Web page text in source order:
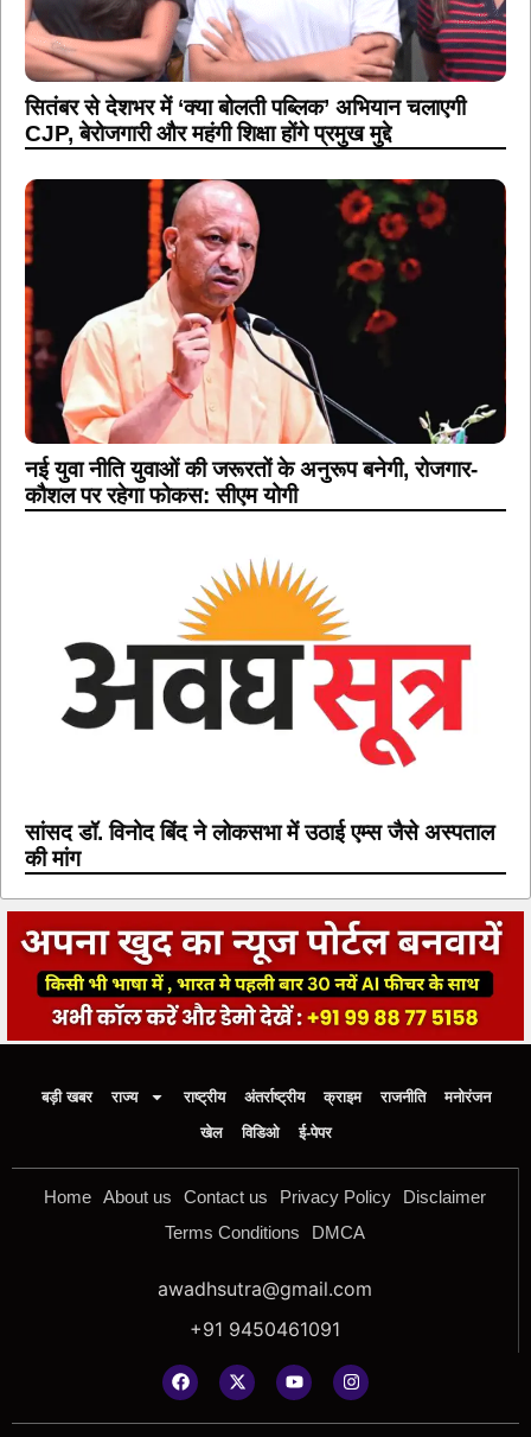
सितंबर से देशभर में ‘क्या बोलती पब्लिक’ अभियान चलाएगी
CJP, बेरोजगारी और महंगी शिक्षा होंगे प्रमुख मुद्दे
नई युवा नीति युवाओं की जरूरतों के अनुरूप बनेगी, रोजगार-
कौशल पर रहेगा फोकस: सीएम योगी
सांसद डॉ. विनोद बिंद ने लोकसभा में उठाई एम्स जैसे अस्पताल
की मांग
बड़ी खबर राज्य राष्ट्रीय अंतर्राष्ट्रीय क्राइम राजनीति
मनोरंजन
खेल
विडिओ ई-पेपर
Home About us Contact us Privacy Policy
Disclaimer
Terms Conditions
DMCA
awadhsutra@gmail.com
+91 9450461091